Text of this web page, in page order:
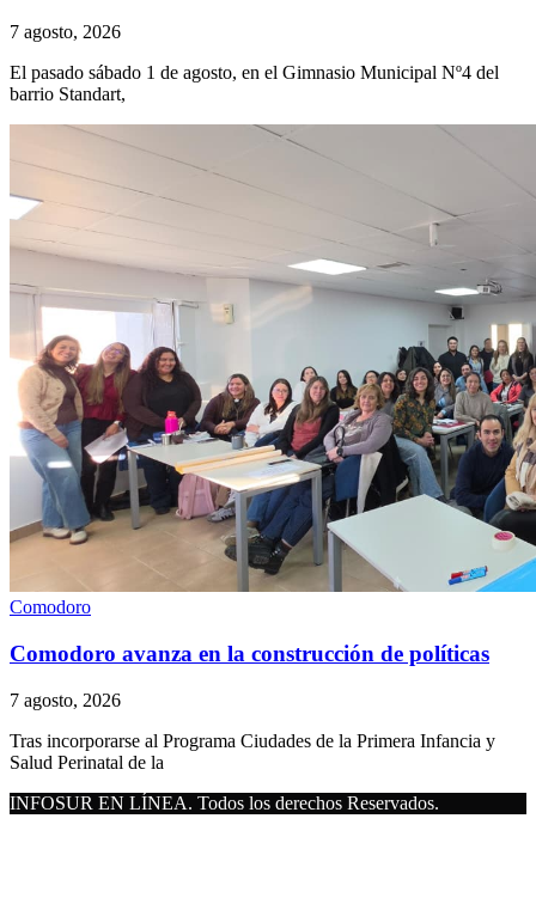
7 agosto, 2026
El pasado sábado 1 de agosto, en el Gimnasio Municipal Nº4 del
barrio Standart,
Comodoro
Comodoro avanza en la construcción de políticas
7 agosto, 2026
Tras incorporarse al Programa Ciudades de la Primera Infancia y
Salud Perinatal de la
INFOSUR EN LÍNEA. Todos los derechos Reservados.